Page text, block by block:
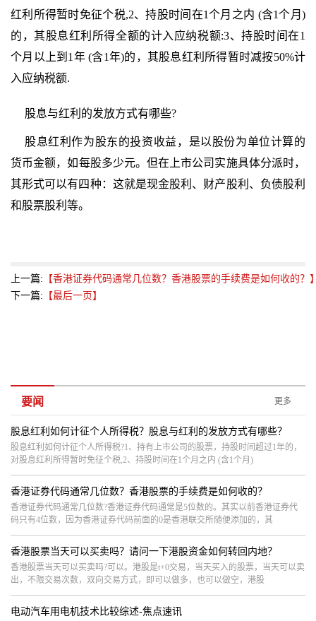
红利所得暂时免征个税,2、持股时间在1个月之内 (含1个月)
的，其股息红利所得全额的计入应纳税额:3、持股时间在1
个月以上到1年 (含1年)的，其股息红利所得暂时减按50%计
入应纳税额.
股息与红利的发放方式有哪些?
股息红利作为股东的投资收益，是以股份为单位计算的
货币金额，如每股多少元。但在上市公司实施具体分派时，
其形式可以有四种：这就是现金股利、财产股利、负债股利
和股票股利等。
上一篇: 【香港证券代码通常几位数？香港股票的手续费是如何收的？
下一篇: 【最后一页】
要闻 更多
股息红利如何计征个人所得税？股息与红利的发放方式有哪些？
股息红利如何计征个人所得税?1、持有上市公司的股票，持股时间超过1年的，
对股息红利所得暂时免征个税,2、持股时间在1个月之内 (含1个月)
香港证券代码通常几位数？香港股票的手续费是如何收的？
香港证券代码通常几位数?香港证券代码通常是5位数的。其实以前香港证券代
码只有4位数，因为香港证券代码前面的0是香港联交所随便添加的，其
香港股票当天可以买卖吗？请问一下港股资金如何转回内地？
香港股票当天可以买卖吗?可以。港股是t+0交易，当天买入的股票，当天可以卖
出，不限交易次数，双向交易方式，即可以做多，也可以做空，港股
电动汽车用电机技术比较综述-焦点速讯